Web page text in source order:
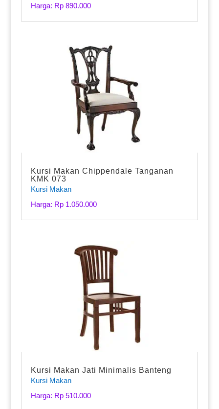
Harga: Rp 890.000
Kursi Makan Chippendale Tanganan
KMK 073
Kursi Makan
Harga: Rp 1.050.000
Kursi Makan Jati Minimalis Banteng
Kursi Makan
Harga: Rp 510.000